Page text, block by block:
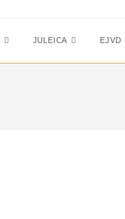
JULEICA EJVD